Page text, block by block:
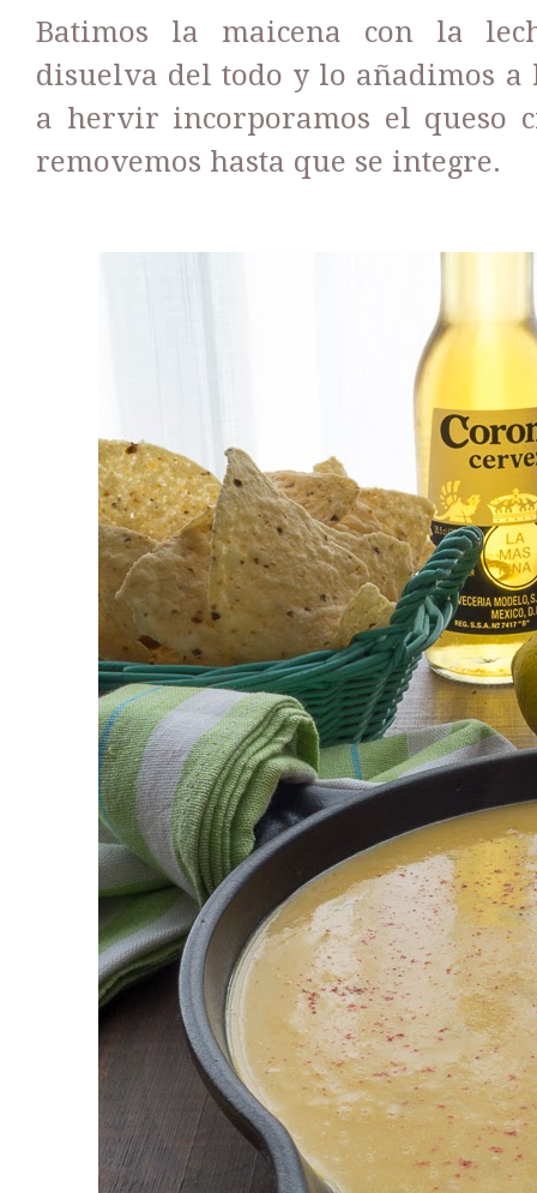
Batimos la maicena con la
disuelva del todo y lo añadimos a
a hervir incorporamos el queso
removemos hasta que se integre.